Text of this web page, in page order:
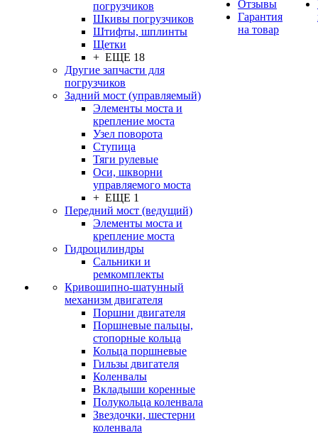
погрузчиков
Шкивы погрузчиков
Штифты, шплинты
Щетки
+ ЕЩЕ 18
Другие запчасти для
погрузчиков
Задний мост (управляемый)
Элементы моста и
крепление моста
Узел поворота
Ступица
Тяги рулевые
Оси, шкворни
управляемого моста
+ ЕЩЕ 1
Передний мост (ведущий)
Элементы моста и
крепление моста
Гидроцилиндры
Сальники и
ремкомплекты
Кривошипно-шатунный
механизм двигателя
Поршни двигателя
Поршневые пальцы,
стопорные кольца
Кольца поршневые
Гильзы двигателя
Коленвалы
Вкладыши коренные
Полукольца коленвала
Звездочки, шестерни
коленвала
Отзывы
Гарантия
на товар